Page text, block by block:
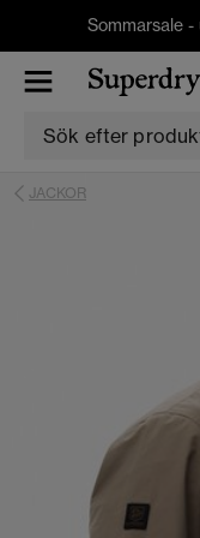
Sommarsale
JACKOR